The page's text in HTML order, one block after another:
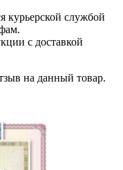
курьерской службой
с доставкой
на данный товар.